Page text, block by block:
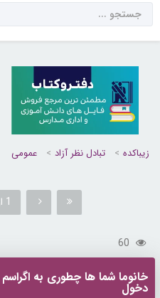
زیباکده تبادل نظر آزاد عمومی
1 از 1
60
خانوما شما ها چطوری به
دخول